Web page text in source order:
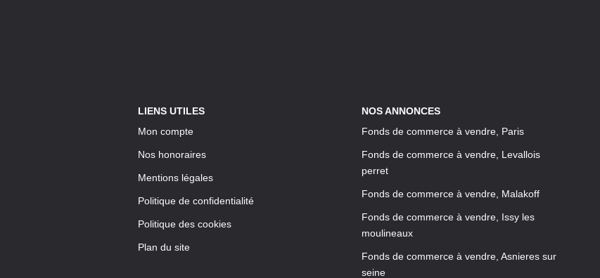
LIENS UTILES
Mon compte
Nos honoraires
Mentions légales
Politique de confidentialité
Politique des cookies
Plan du site
NOS ANNONCES
Fonds de commerce à vendre, Paris
Fonds de commerce à vendre, Levallois
perret
Fonds de commerce à vendre, Malakoff
Fonds de commerce à vendre, Issy les
moulineaux
Fonds de commerce à vendre, Asnieres sur
seine